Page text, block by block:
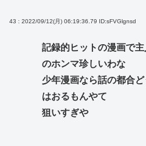
43 : 2022/09/12(月) 06:19:36.79 ID:sFVGlgnsd
記録的ヒットの漫画で
のホンマ珍しいわな
少年漫画なら話の都合
はおるもんやて
狙いすぎや